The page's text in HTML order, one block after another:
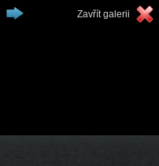
Zavřít galerii